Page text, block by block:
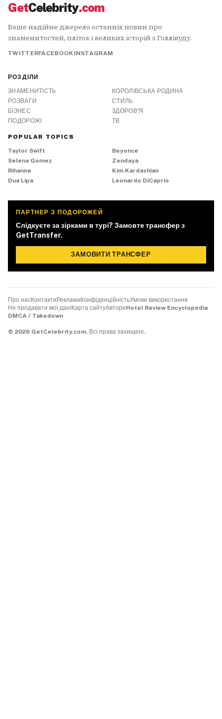
GetCelebrity.com
Ваше надійне джерело останніх новин про
знаменитостей, пліток і великих історій з Голлівуду.
TWITTERFACEBOOK INSTAGRAM
РОЗДІЛИ
ЗНАМЕНИТІСТЬ
КОРОЛІВСЬКА РОДИНА
РОЗВАГИ
СТИЛЬ
БІЗНЕС
ЗДОРОВ'Я
ПОДОРОЖІ
ТВ
POPULAR TOPICS
Taylor Swift
Beyonce
Selena Gomez
Zendaya
Rihanna
Kim Kardashian
Dua Lipa
Leonardo DiCaprio
ПАРТНЕР З ПОДОРОЖЕЙ
Слідкуєте за зірками в турі? Замовте трансфер з
GetTransfer.
ЗАМОВИТИ ТРАНСФЕР
Про насКонтактиРекламаКонфіденційністьУмови використання
Не продавати мої даніКарта сайтуАвториHotel Review Encyclopedia
DMCA / Takedown
© 2026 GetCelebrity.com. Всі права захищені.